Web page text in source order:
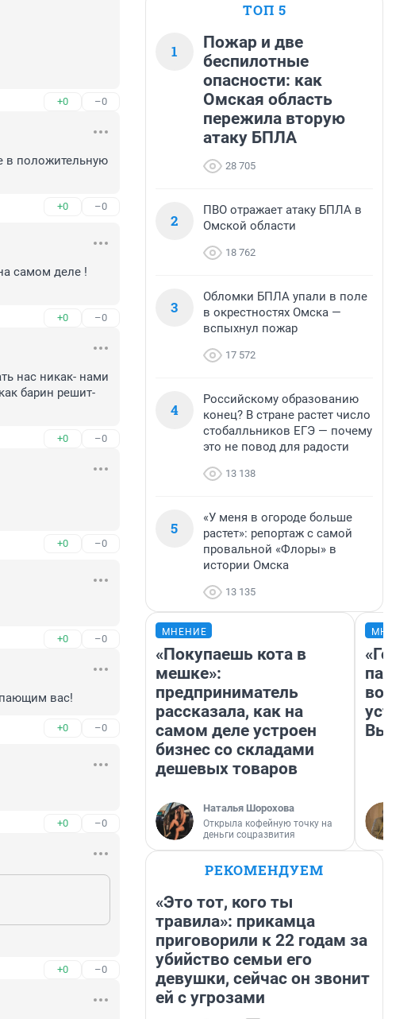
+0 –0
в положительную
+0 –0
самом деле !
+0 –0
нас никак- нами
барин решит-
+0 –0
+0 –0
+0 –0
вас!
+0 –0
+0 –0
+0 –0
ТОП 5
1
Пожар и две
беспилотные
опасности: как
Омская область
пережила вторую
атаку БПЛА
28 705
2
ПВО отражает атаку БПЛА в
Омской области
18 762
3
Обломки БПЛА упали в поле
в окрестностях Омска —
вспыхнул пожар
17 572
4
Российскому образованию
конец? В стране растет число
стобалльников ЕГЭ — почему
это не повод для радости
13 138
5
«У меня в огороде больше
растет»: репортаж с самой
провальной «Флоры» в
истории Омска
13 135
МНЕНИЕ
«Покупаешь кота в
мешке»:
предприниматель
рассказала, как на
самом деле устроен
бизнес со складами
дешевых товаров
Наталья Шорохова
Открыла кофейную точку на
деньги соцразвития
РЕКОМЕНДУЕМ
«Это тот, кого ты
травила»: прикамца
приговорили к 22 годам за
убийство семьи его
девушки, сейчас он звонит
ей с угрозами